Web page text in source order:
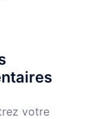
votre